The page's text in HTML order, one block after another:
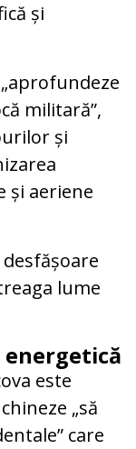
și
militară”,
și
și aeriene
lume
energetică
este
„să
care